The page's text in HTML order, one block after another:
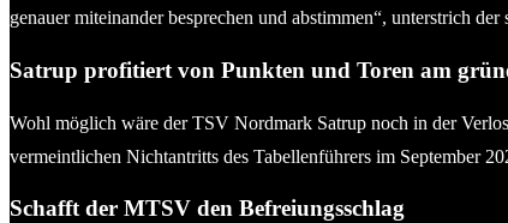
genauer miteinander besprechen und abstimmen“, unterstrich
Satrup profitiert von Punkten und Toren am
Wohl möglich wäre der TSV Nordmark Satrup noch in der
vermeintlichen Nichtantritts des Tabellenführers im September
Schafft der MTSV den Befreiungsschlag